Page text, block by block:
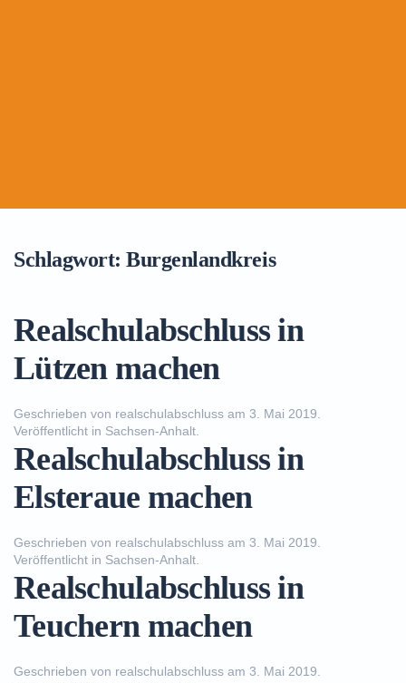
Schlagwort:Burgenlandkreis
Realschulabschluss in
Lützen machen
Geschrieben von realschulabschluss am 3. Mai 2019
Veröffentlicht in Sachsen-Anhalt
Realschulabschluss in
Elsteraue machen
Geschrieben von realschulabschluss am 3. Mai 2019
Veröffentlicht in Sachsen-Anhalt
Realschulabschluss in
Teuchern machen
Geschrieben von realschulabschluss am 3. Mai 2019